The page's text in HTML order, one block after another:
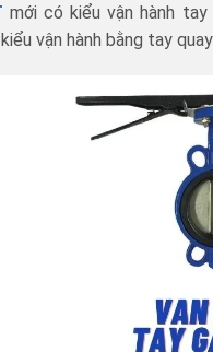
mới có kiểu vận hành
vận hành bằng tay quay